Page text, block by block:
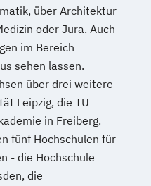
über Architektur
oder Jura. Auch
im Bereich
sehen lassen.
über drei weitere
Leipzig, die TU
in Freiberg.
fünf Hochschulen für
- die Hochschule
die